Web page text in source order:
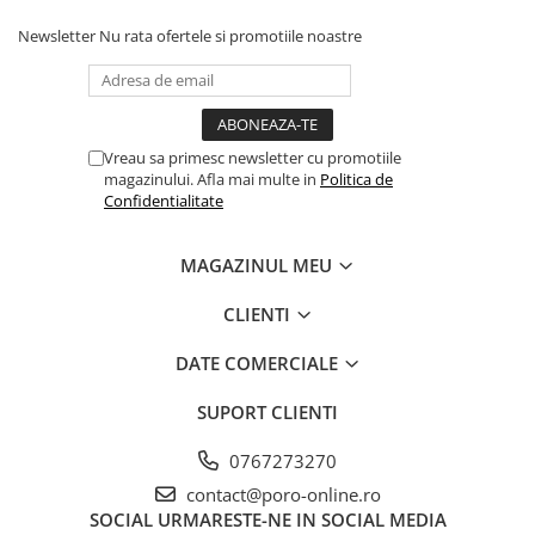
Newsletter Nu rata ofertele si promotiile noastre
Vreau sa primesc newsletter cu promotiile
magazinului. Afla mai multe in Politica de
Confidentialitate
MAGAZINUL MEU
CLIENTI
DATE COMERCIALE
SUPORT CLIENTI
0767273270
contact@poro-online.ro
SOCIAL URMARESTE-NE IN SOCIAL MEDIA